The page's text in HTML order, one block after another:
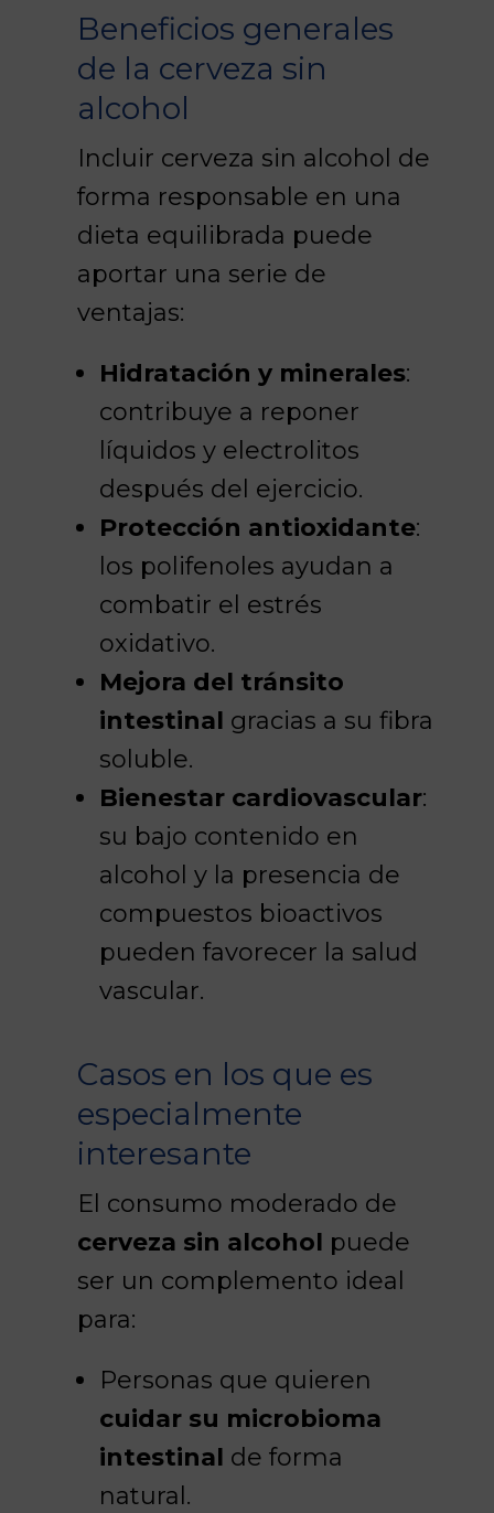
Beneficios generales
de la cerveza sin
alcohol
Incluir cerveza sin alcohol de
forma responsable en una
dieta equilibrada puede
aportar una serie de
ventajas:
Hidratación y minerales:
contribuye a reponer
líquidos y electrolitos
después del ejercicio.
Protección antioxidante:
los polifenoles ayudan a
combatir el estrés
oxidativo.
Mejora del tránsito
intestinal gracias a su fibra
soluble.
Bienestar cardiovascular:
su bajo contenido en
alcohol y la presencia de
compuestos bioactivos
pueden favorecer la salud
vascular.
Casos en los que es
especialmente
interesante
El consumo moderado de
cerveza sin alcohol puede
ser un complemento ideal
para:
Personas que quieren
cuidar su microbioma
intestinal de forma
natural.